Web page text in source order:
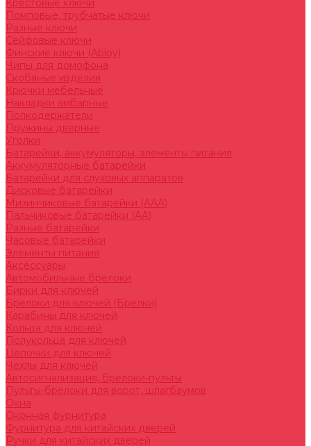
Крестовые ключи
Помповые, трубчатые ключи
Разные ключи
Сейфовые ключи
Финские ключи (Abloy)
Чипы для домофона
Скобяные изделия
Крючки мебельные
Накладки амбарные
Полкодержатели
Пружины дверные
Уголки
Батарейки, аккумуляторы, элементы питания
Аккумуляторные батарейки
Батарейки для слуховых аппаратов
Дисковые батарейки
Мизинчиковые батарейки (AAA)
Пальчиковые батарейки (AA)
Разные батарейки
Часовые батарейки
Элементы питания
Аксессуары
Автомобильные брелоки
Бирки для ключей
Брелоки для ключей (Брелки)
Карабины для ключей
Кольца для ключей
Полукольца для ключей
Цепочки для ключей
Чехлы для ключей
Автосигнализация, брелоки-пульты
Пульты-брелоки для ворот, шлагбаумов
Окна
Оконная фурнитура
Фурнитура для китайских дверей
Ручки для китайских дверей